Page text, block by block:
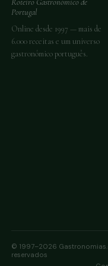
Portugal
Online desde 1997 — mais de
6.000 receitas e um universo
gastronómico português.
© 1997–2026
reservados